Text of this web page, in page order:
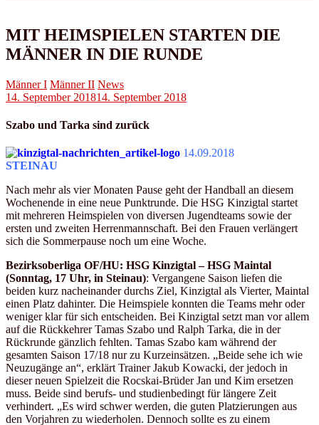
MIT HEIMSPIELEN STARTEN DIE
MÄNNER IN DIE RUNDE
Männer I Männer II News
14. September 201814. September 2018
Szabo und Tarka sind zurück
14.09.2018
STEINAU
Nach mehr als vier Monaten Pause geht der Handball an diesem
Wochenende in eine neue Punktrunde. Die HSG Kinzigtal startet
mit mehreren Heimspielen von diversen Jugendteams sowie der
ersten und zweiten Herrenmannschaft. Bei den Frauen verlängert
sich die Sommerpause noch um eine Woche.
Bezirksoberliga OF/HU: HSG Kinzigtal – HSG Maintal
(Sonntag, 17 Uhr, in Steinau): Vergangene Saison liefen die
beiden kurz nacheinander durchs Ziel, Kinzigtal als Vierter, Maintal
einen Platz dahinter. Die Heimspiele konnten die Teams mehr oder
weniger klar für sich entscheiden. Bei Kinzigtal setzt man vor allem
auf die Rückkehrer Tamas Szabo und Ralph Tarka, die in der
Rückrunde gänzlich fehlten. Tamas Szabo kam während der
gesamten Saison 17/18 nur zu Kurzeinsätzen. „Beide sehe ich wie
Neuzugänge an“, erklärt Trainer Jakub Kowacki, der jedoch in
dieser neuen Spielzeit die Rocskai-Brüder Jan und Kim ersetzen
muss. Beide sind berufs- und studienbedingt für längere Zeit
verhindert. „Es wird schwer werden, die guten Platzierungen aus
den Vorjahren zu wiederholen. Dennoch sollte es zu einem